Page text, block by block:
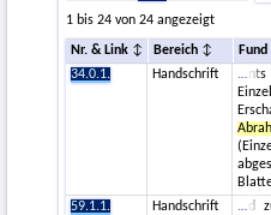
1 bis 24 von 24 angezeigt
Nr. & Link Bereich
Fund
34.0.1.
Handschrift
59.1.1.
Handschrift
d